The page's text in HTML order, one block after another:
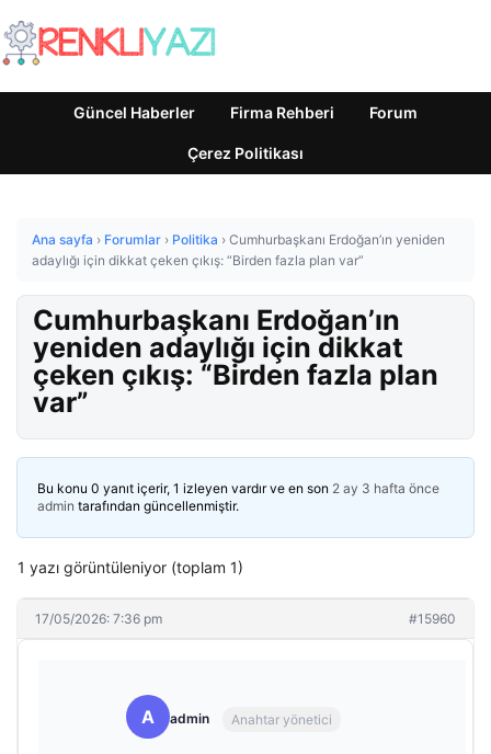
Güncel Haberler Firma Rehberi Forum
Çerez Politikası
Ana sayfa › Forumlar › Politika › Cumhurbaşkanı Erdoğan’ın yeniden
adaylığı için dikkat çeken çıkış: “Birden fazla plan var”
Cumhurbaşkanı Erdoğan’ın
yeniden adaylığı için dikkat
çeken çıkış: “Birden fazla plan
var”
Bu konu 0 yanıt içerir, 1 izleyen vardır ve en son 2 ay 3 hafta önce
admin tarafından güncellenmiştir.
1 yazı görüntüleniyor (toplam 1)
17/05/2026: 7:36 pm #15960
A admin Anahtar yönetici